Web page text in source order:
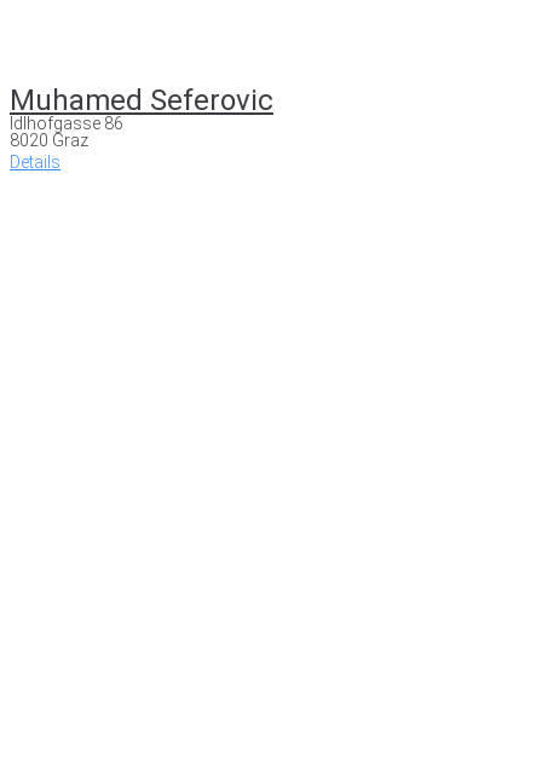
Muhamed Seferovic
Idlhofgasse 86
8020 Graz
Details